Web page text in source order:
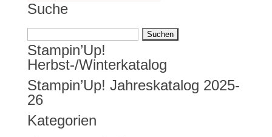
Suche
Suchen
nach:
Stampin’Up!
Herbst-/Winterkatalog
Stampin’Up! Jahreskatalog 2025-
26
Kategorien